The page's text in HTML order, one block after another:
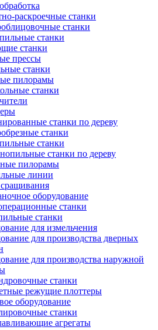
раскроечные станки
станки
станки
станки
прессы
станки
пилорамы
станки
станки по дереву
станки
станки
станки по дереву
пилорамы
линии
оборудование
станки
станки
для измельчения
для производства дверных
для производства наружной
станки
режущие плоттеры
оборудование
станки
агрегаты